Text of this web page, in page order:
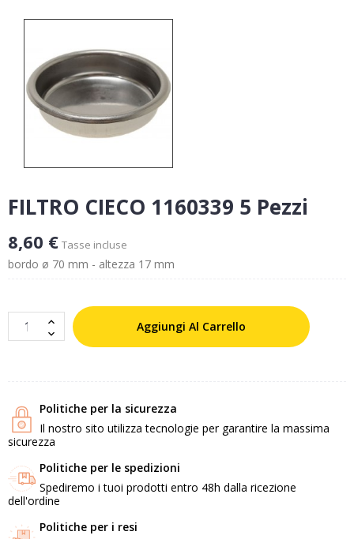
FILTRO CIECO 1160339 5 Pezzi
8,60 € Tasse incluse
bordo ø 70 mm - altezza 17 mm
Aggiungi Al Carrello
Politiche per la sicurezza
Il nostro sito utilizza tecnologie per garantire la massima
sicurezza
Politiche per le spedizioni
Spediremo i tuoi prodotti entro 48h dalla ricezione
dell'ordine
Politiche per i resi